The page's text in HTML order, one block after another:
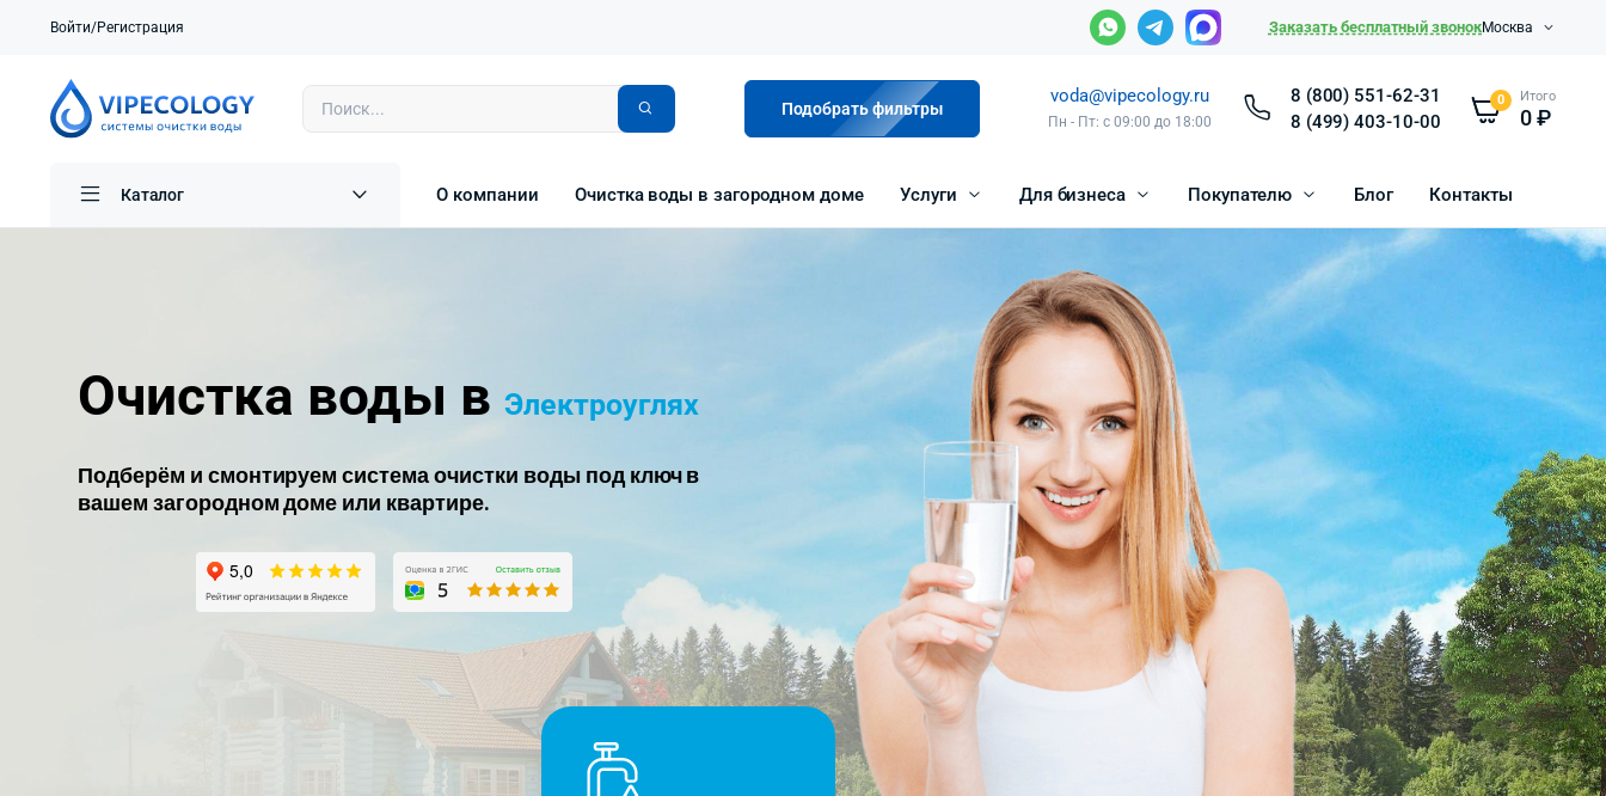
Войти/Регистрация Заказать бесплатный звонокМосква
Подобрать фильтры
voda@vipecology.ru
Пн - Пт: с 09:00 до 18:00
8 (800) 551-62-31
8 (499) 403-10-00
0 Итого
0₽
Каталог О компании Очистка воды в загородном доме Услуги Для бизнеса Покупателю Блог Контакты
Очистка воды в Электроуглях
Подберём и смонтируем система очистки воды под ключ в
вашем загородном доме или квартире.